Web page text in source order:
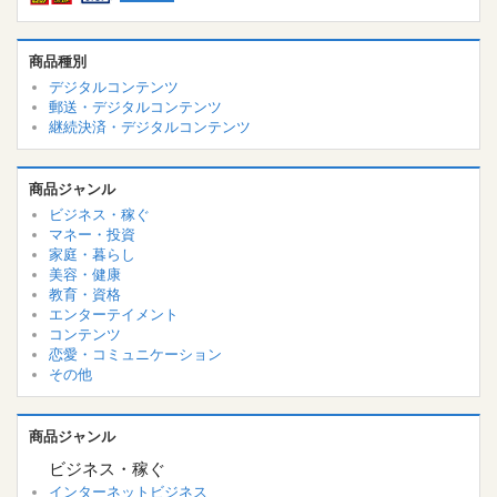
商品種別
デジタルコンテンツ
郵送・デジタルコンテンツ
継続決済・デジタルコンテンツ
商品ジャンル
ビジネス・稼ぐ
マネー・投資
家庭・暮らし
美容・健康
教育・資格
エンターテイメント
コンテンツ
恋愛・コミュニケーション
その他
商品ジャンル
ビジネス・稼ぐ
インターネットビジネス